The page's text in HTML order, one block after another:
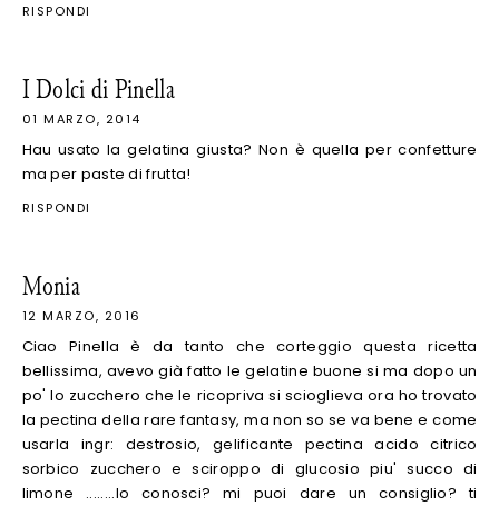
RISPONDI
I Dolci di Pinella
01 MARZO, 2014
Hau usato la gelatina giusta? Non è quella per confetture
ma per paste di frutta!
RISPONDI
Monia
12 MARZO, 2016
Ciao Pinella è da tanto che corteggio questa ricetta
bellissima, avevo già fatto le gelatine buone si ma dopo un
po' lo zucchero che le ricopriva si scioglieva ora ho trovato
la pectina della rare fantasy, ma non so se va bene e come
usarla ingr: destrosio, gelificante pectina acido citrico
sorbico zucchero e sciroppo di glucosio piu' succo di
limone ........lo conosci? mi puoi dare un consiglio? ti